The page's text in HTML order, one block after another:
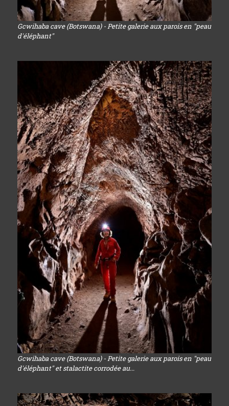
Gcwihaba cave (Botswana) - Petite galerie aux parois en "peau
d'éléphant"
Gcwihaba cave (Botswana) - Petite galerie aux parois en "peau
d'éléphant" et stalactite corrodée au...